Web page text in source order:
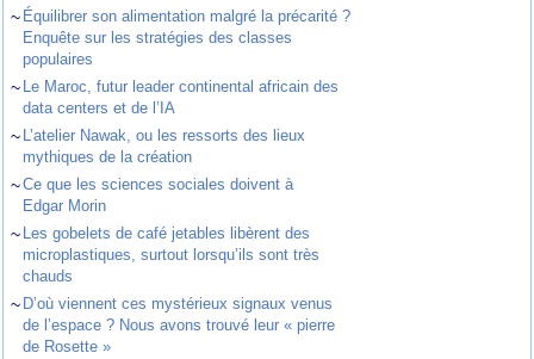
~ Équilibrer son alimentation malgré la précarité ?
Enquête sur les stratégies des classes
populaires
~ Le Maroc, futur leader continental africain des
data centers et de l’IA
~ L’atelier Nawak, ou les ressorts des lieux
mythiques de la création
~Ce que les sciences sociales doivent à
Edgar Morin
~ Les gobelets de café jetables libèrent des
microplastiques, surtout lorsqu’ils sont très
chauds
~ D’où viennent ces mystérieux signaux venus
de l’espace ? Nous avons trouvé leur « pierre
de Rosette »